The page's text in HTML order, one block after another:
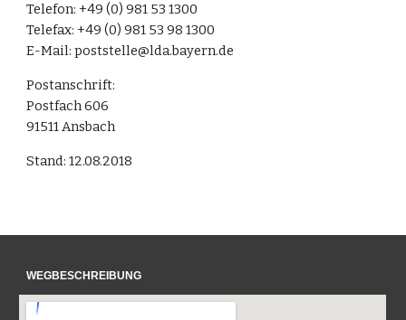
Telefon: +49 (0) 981 53 1300
Telefax: +49 (0) 981 53 98 1300
E-Mail: poststelle@lda.bayern.de
Postanschrift:
Postfach 606
91511 Ansbach
Stand: 12.08.2018
WEGBESCHREIBUNG